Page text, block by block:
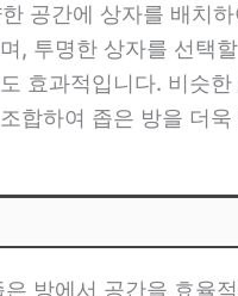
공간에 상자를 배치
, 투명한 상자를 선택
효과적입니다. 비슷
합하여 좁은 방을 더
방에서 공간을 효율